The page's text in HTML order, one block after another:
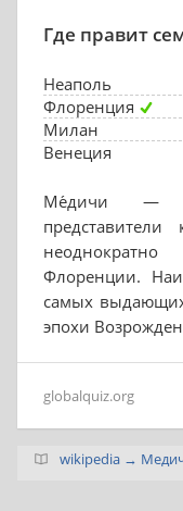
Где правит
Неаполь
Флоренция
Милан
Венеция
Ме́дичи —
Флоренции.
самых
эпохи
globalquiz.org
wikipedia →